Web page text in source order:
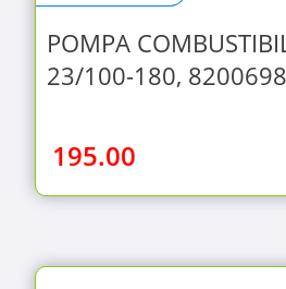
POMPA
23/100-180,
195.00